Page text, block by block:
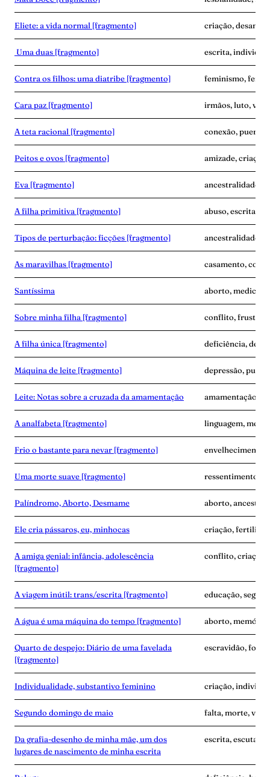
Eliete: a vida normal [fragmento] criação,
Uma duas [fragmento] escrita,
Contra os filhos: uma diatribe [fragmento] feminismo,
Cara paz [fragmento] irmãos, luto,
A teta racional [fragmento] conexão,
Peitos e ovos [fragmento] amizade,
Eva [fragmento] ancestralidade,
A filha primitiva [fragmento] abuso, escrita,
Tipos de perturbação: ficções [fragmento] ancestralidade,
As maravilhas [fragmento] casamento,
Santíssima aborto,
Sobre minha filha [fragmento] conflito,
A filha única [fragmento] deficiência,
Máquina de leite [fragmento] depressão,
Leite: Notas sobre a cruzada da amamentação amamentação,
A analfabeta [fragmento] linguagem,
Frio o bastante para nevar [fragmento] envelhecimento,
Uma morte suave [fragmento] ressentimento,
Palíndromo, Aborto, Desmame aborto,
Ele cria pássaros, eu, minhocas criação,
A amiga genial: infância, adolescência
[fragmento]
conflito, criação,
A viagem inútil: trans/escrita [fragmento] educação,
A água é uma máquina do tempo [fragmento] aborto,
Quarto de despejo: Diário de uma favelada
[fragmento]
escravidão,
Individualidade, substantivo feminino criação,
Segundo domingo de maio falta, morte,
Da grafia-desenho de minha mãe, um dos
lugares de nascimento de minha escrita
escrita, escuta,